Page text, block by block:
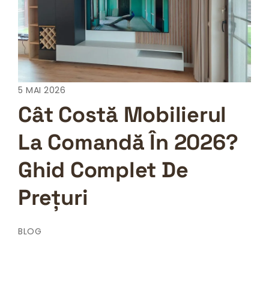
5 MAI 2026
Cât Costă Mobilierul
La Comandă În 2026?
Ghid Complet De
Prețuri
BLOG